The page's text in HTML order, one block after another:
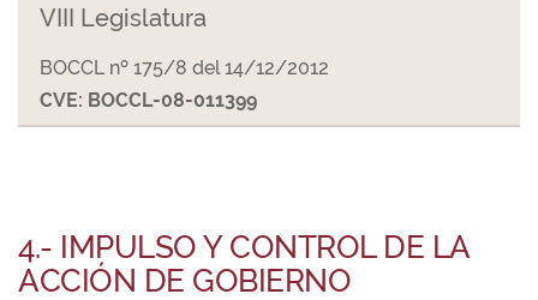
VIII Legislatura
BOCCL nº 175/8 del 14/12/2012
CVE: BOCCL-08-011399
4.- IMPULSO Y CONTROL DE LA
ACCIÓN DE GOBIERNO